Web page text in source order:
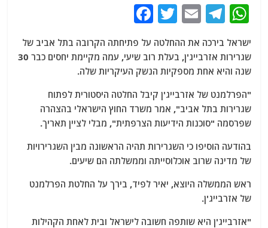
W
h
at
s
A
p
p
T
e
g
ra
m
E
m
ai
l
T
w
itt
er
c
e
b
o
o
k
ישראל בירכה את ההחלטה על פתיחתה הקרובה בתל אביב של
שגרירות אזרבייג'ן, בעלת רוב שיעי, עמה מקיימת יחסים כבר 30
שנה והיא אחת מספקיות הנשק העיקריות שלה.
"הפרלמנט של אזרבייג'ן קיבל החלטה היסטורית לפתוח
שגרירות בתל אביב", אמר משרד החוץ הישראלי בהצהרה
שפרסמה "סוכנות הידיעות הצרפתית", מבלי לציין תאריך.
בהודעה הוסיפו כי השגרירות תהיה הראשונה מבין השגרירויות
של מדינה שרוב אוכלוסייתה וממשלתה הם שיעים.
ראש הממשלה היוצא, יאיר לפיד, בירך על החלטת הפרלמנט
של אזרבייג'ן.
"אזרבייג'ן היא שותפה חשובה לישראל ובית לאחת הקהילות